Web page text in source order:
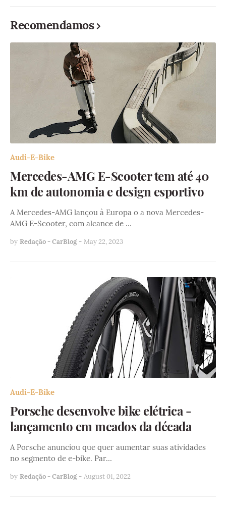
Recomendamos
Audi-E-Bike
Mercedes-AMG E-Scooter tem até 40
km de autonomia e design esportivo
A Mercedes-AMG lançou à Europa o a nova Mercedes-
AMG E-Scooter, com alcance de …
by Redação - CarBlog - May 22, 2023
Audi-E-Bike
Porsche desenvolve bike elétrica -
lançamento em meados da década
A Porsche anunciou que quer aumentar suas atividades
no segmento de e-bike. Par…
by Redação - CarBlog - August 01, 2022